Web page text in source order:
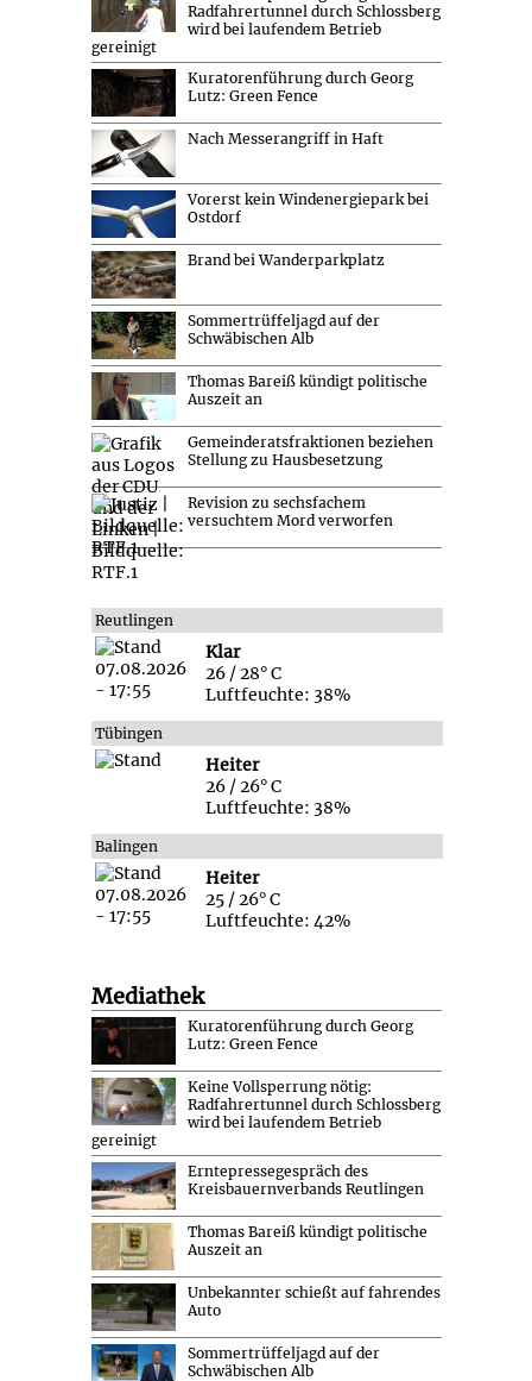
Radfahrertunnel durch Schlossberg
wird bei laufendem Betrieb
gereinigt
Kuratorenführung durch Georg
Lutz: Green Fence
Nach Messerangriff in Haft
Vorerst kein Windenergiepark bei
Ostdorf
Brand bei Wanderparkplatz
Sommertrüffeljagd auf der
Schwäbischen Alb
Thomas Bareiß kündigt politische
Auszeit an
Gemeinderatsfraktionen beziehen
Stellung zu Hausbesetzung
Revision zu sechsfachem
versuchtem Mord verworfen
Reutlingen
Klar
26 / 28° C
Luftfeuchte: 38%
Tübingen
Heiter
26 / 26° C
Luftfeuchte: 38%
Balingen
Heiter
25 / 26° C
Luftfeuchte: 42%
Mediathek
Kuratorenführung durch Georg
Lutz: Green Fence
Keine Vollsperrung nötig:
Radfahrertunnel durch Schlossberg
wird bei laufendem Betrieb
gereinigt
Erntepressegespräch des
Kreisbauernverbands Reutlingen
Thomas Bareiß kündigt politische
Auszeit an
Unbekannter schießt auf fahrendes
Auto
Sommertrüffeljagd auf der
Schwäbischen Alb